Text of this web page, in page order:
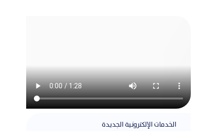
الخدمات الإلكترونية الجديدة